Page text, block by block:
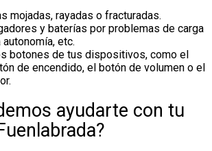
mojadas, rayadas o fracturadas.
y baterías por problemas de carga
etc.
botones de tus dispositivos, como el
de encendido, el botón de volumen o el
ayudarte con tu